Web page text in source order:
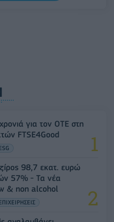
για τον ΟΤΕ στη
FTSE4Good
98,7 εκατ. ευρώ
57% - Τα νέα
& non alcohol